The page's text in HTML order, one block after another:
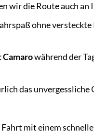
wir die Route auch
ohne
während der
das unvergessliche
mit einem